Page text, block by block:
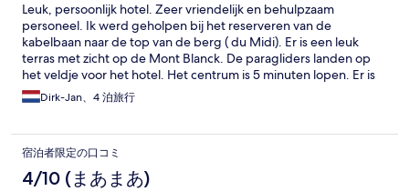
Leuk, persoonlijk hotel. Zeer vriendelijk en behulpzaam
personeel. Ik werd geholpen bij het reserveren van de
kabelbaan naar de top van de berg ( du Midi). Er is een leuk
terras met zicht op de Mont Blanck. De paragliders landen op
het veldje voor het hotel. Het centrum is 5 minuten lopen. Er is
een priveparkeerplaats en altijd wel een plekje. Ik zou hier zeker
terugkomen!
Dirk-Jan、4 泊旅行
宿泊者限定の口コミ
4/10 (まあまあ)